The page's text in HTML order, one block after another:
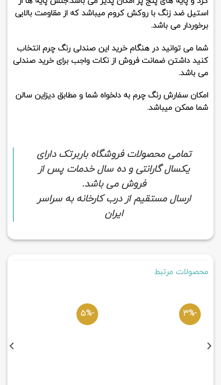
استیل ضد زنگ با روکش کروم میباشد که از مقاومت بالایی
برخوردار می باشد.
شما می توانید در هنگام خرید این صندلی رنگ چرم انتخاب
کنید داشتن ضمانت فروش از نکات واجب برای خرید صندلی
می باشد.
امکان سفارش رنگ چرم به دلخواه شما و مطابق دیزاین سالن
شما ممکن میباشد.
تمامی محصولات فروشگاه باربرتک دارای
یکسال گارانتی و ده سال خدمات پس از
فروش می باشد.
ارسال مستقیم از درب کارخانه به سراسر
ایران
محصولات مرتبط
-3%
-5%